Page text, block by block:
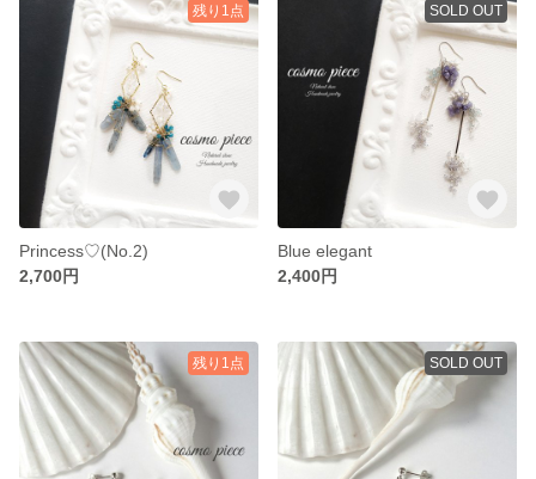
残り1点
Princess♡(No.2)
2,700円
SOLD OUT
Blue elegant
2,400円
残り1点 SOLD OUT